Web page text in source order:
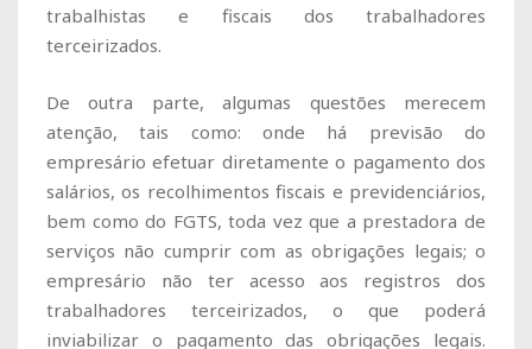
trabalhistas e fiscais dos trabalhadores
terceirizados.
De outra parte, algumas questões merecem
atenção, tais como: onde há previsão do
empresário efetuar diretamente o pagamento dos
salários, os recolhimentos fiscais e previdenciários,
bem como do FGTS, toda vez que a prestadora de
serviços não cumprir com as obrigações legais; o
empresário não ter acesso aos registros dos
trabalhadores terceirizados, o que poderá
inviabilizar o pagamento das obrigações legais.